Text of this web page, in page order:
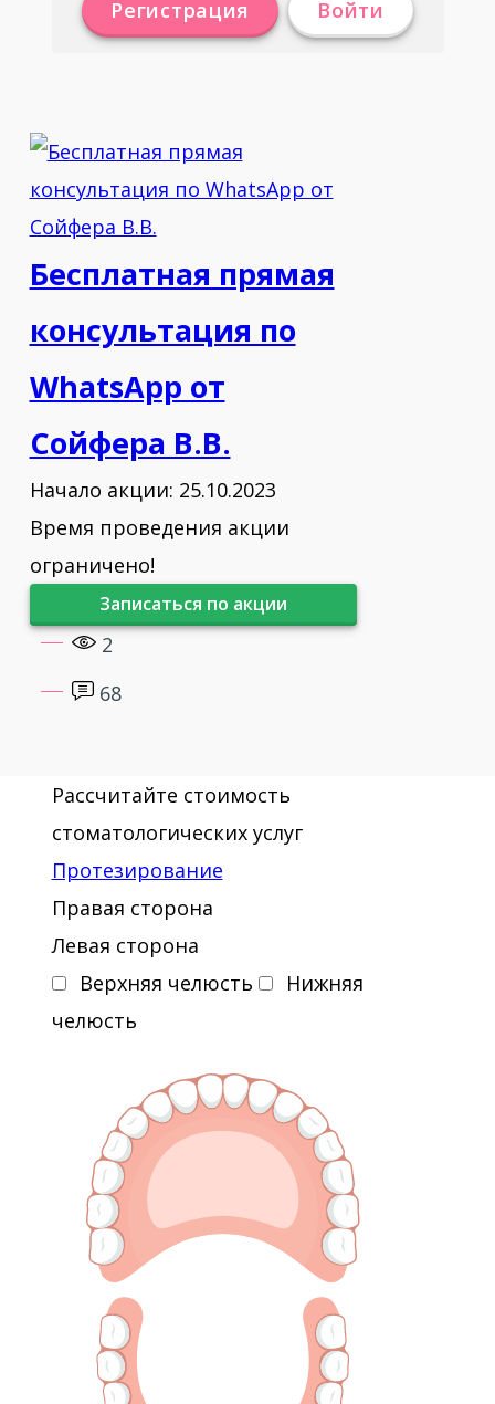
Регистрация Войти
Бесплатная прямая
консультация по
WhatsApp от
Сойфера В.В.
Начало акции: 25.10.2023
Время проведения акции
ограничено!
Записаться по акции
2
68
Рассчитайте стоимость
стоматологических услуг
Протезирование
Правая сторона
Левая сторона
Верхняя челюсть
Нижняя
челюсть